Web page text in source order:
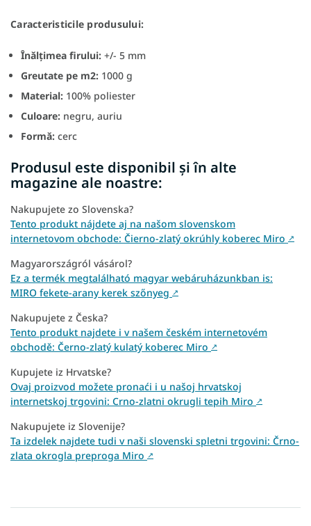
Caracteristicile produsului:
Înălțimea firului: +/- 5 mm
Greutate pe m2: 1000 g
Material: 100% poliester
Culoare: negru, auriu
Formă: cerc
Produsul este disponibil și în alte
magazine ale noastre:
Nakupujete zo Slovenska?
Tento produkt nájdete aj na našom slovenskom
internetovom obchode: Čierno-zlatý okrúhly koberec Miro ↗
Magyarországról vásárol?
Ez a termék megtalálható magyar webáruházunkban is:
MIRO fekete-arany kerek szőnyeg ↗
Nakupujete z Česka?
Tento produkt najdete i v našem českém internetovém
obchodě: Černo-zlatý kulatý koberec Miro ↗
Kupujete iz Hrvatske?
Ovaj proizvod možete pronaći i u našoj hrvatskoj
internetskoj trgovini: Crno-zlatni okrugli tepih Miro ↗
Nakupujete iz Slovenije?
Ta izdelek najdete tudi v naši slovenski spletni trgovini: Črno-
zlata okrogla preproga Miro ↗